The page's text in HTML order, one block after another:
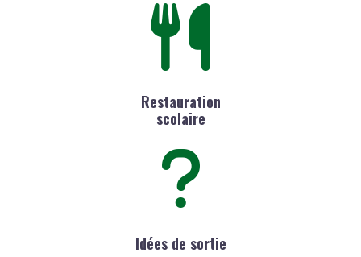
Restauration
scolaire
Idées de sortie